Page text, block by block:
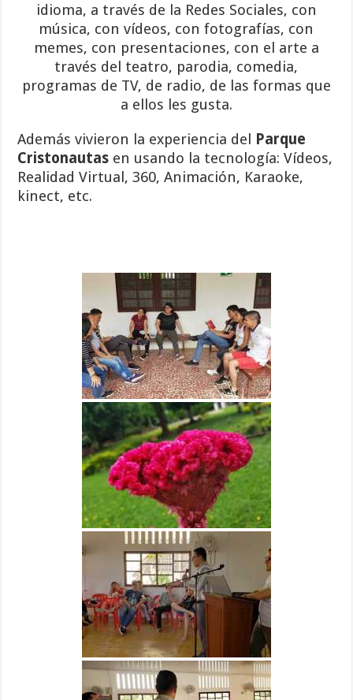
idioma, a través de la Redes Sociales, con
música, con vídeos, con fotografías, con
memes, con presentaciones, con el arte a
través del teatro, parodia, comedia,
programas de TV, de radio, de las formas que
a ellos les gusta.
Además vivieron la experiencia del Parque
Cristonautas en usando la tecnología: Vídeos,
Realidad Virtual, 360, Animación, Karaoke,
kinect, etc.